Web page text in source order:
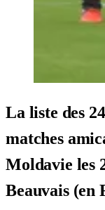
La liste des
matches
Moldavie les
Beauvais (en